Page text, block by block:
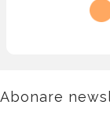
Abonare